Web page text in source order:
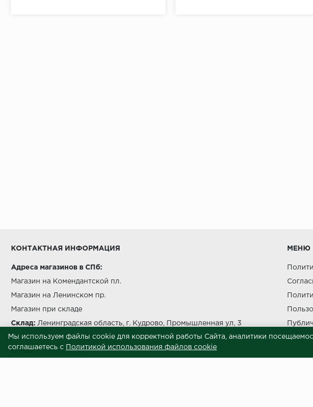
КОНТАКТНАЯ ИНФОРМАЦИЯ
Адреса магазинов в СПб:
Магазин на Комендантской пл.
Магазин на Ленинском пр.
Магазин при складе
Склад: Ленинградская область, г. Кудрово, Промышленная ул, 3
Звоните нам:+7 812 245 69 28
E-mail: info@ctom.su
МЕНЮ
Мы используем файлы cookie для корректной работы Сайта, аналитики
соглашаетесь с
Политикой использования файлов cookie